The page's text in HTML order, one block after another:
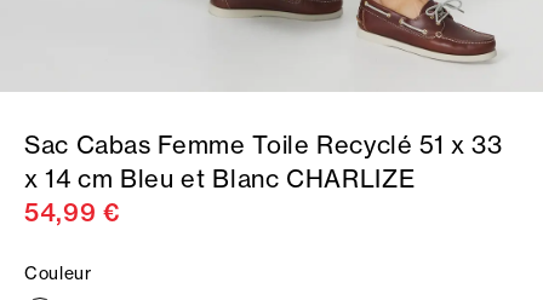
Sac Cabas Femme Toile Recyclé 51 x 33
x 14 cm Bleu et Blanc CHARLIZE
54,99 €
Couleur